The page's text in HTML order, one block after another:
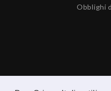
Obblighi